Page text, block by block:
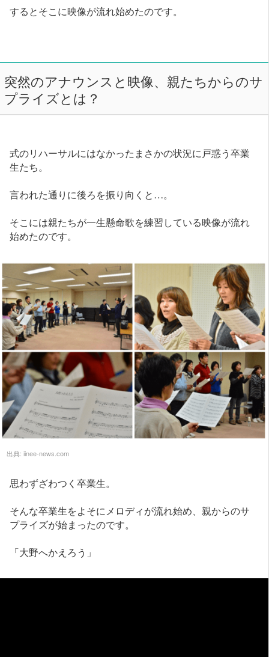
するとそこに映像が流れ始めたのです。
突然のアナウンスと映像、親たちからのサ
プライズとは？
式のリハーサルにはなかったまさかの状況に戸惑う卒業
生たち。
言われた通りに後ろを振り向くと…。
そこには親たちが一生懸命歌を練習している映像が流れ
始めたのです。
出典: iinee-news.com
思わずざわつく卒業生。
そんな卒業生をよそにメロディが流れ始め、親からのサ
プライズが始まったのです。
「大野へかえろう」